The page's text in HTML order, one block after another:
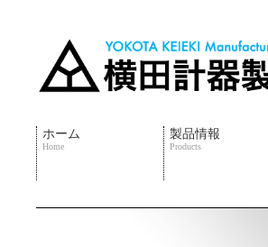
ホーム
Home
製品情報
Products